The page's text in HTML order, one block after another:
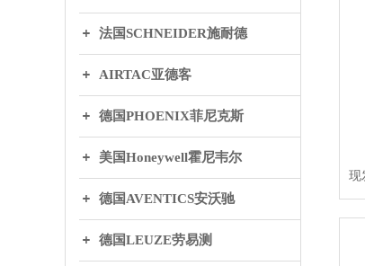
法国SCHNEIDER施耐德
AIRTAC亚德客
德国PHOENIX菲尼克斯
美国Honeywell霍尼韦尔
德国AVENTICS安沃驰
德国LEUZE劳易测